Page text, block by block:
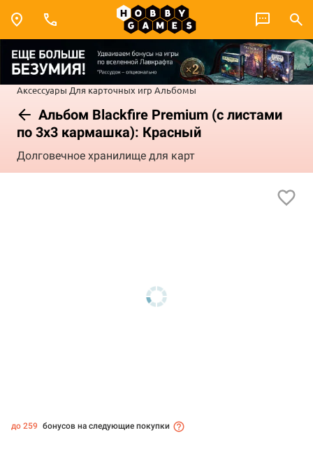
Аксессуары Для карточных игр Альбомы
Альбом Blackfire Premium (с листами
по 3x3 кармашка): Красный
Долговечное хранилище для карт
до 259 бонусов на следующие покупки